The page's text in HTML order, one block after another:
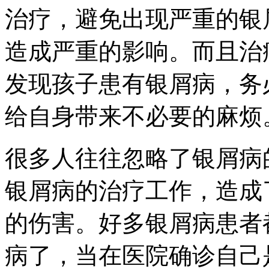
治疗，避免出现严重的
造成严重的影响。而且
发现孩子患有银屑病，
给自身带来不必要的麻烦
很多人往往忽略了银屑
银屑病的治疗工作，造
的伤害。好多银屑病患
病了，当在医院确诊自